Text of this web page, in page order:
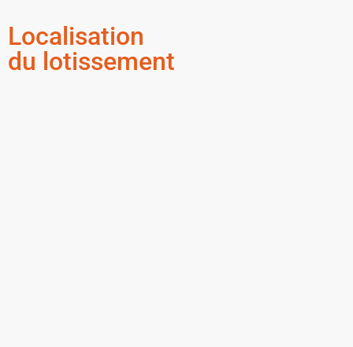
Localisation
du lotissement